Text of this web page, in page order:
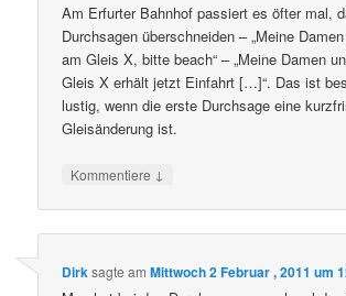
Am Erfurter Bahnhof passiert es öfter mal,
Durchsagen überschneiden – „Meine
am Gleis X, bitte beach“ – „Meine Damen
Gleis X erhält jetzt Einfahrt […]“. Das ist
lustig, wenn die erste Durchsage eine
Gleisänderung ist.
Kommentiere ↓
Dirksagte amMittwoch 2 Februar , 2011 um